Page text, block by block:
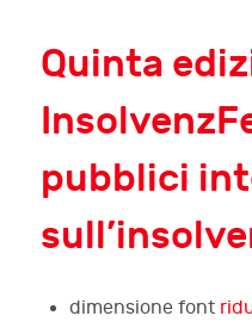
Quinta
pubblici
dimensione font